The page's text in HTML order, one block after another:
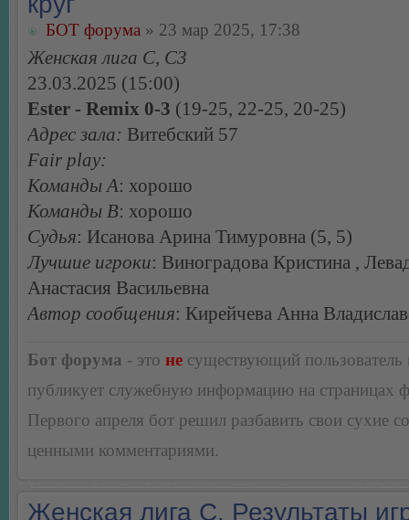
БОТ форума » 23 мар 2025, 17:38
Женская лига С, С3
23.03.2025 (15:00)
Ester - Remix 0-3 (19-25, 22-25, 20-25)
Адрес зала: Витебский 57
Fair play:
Команды А: хорошо
Команды В: хорошо
Судья: Исанова Арина Тимуровна (5, 5)
Лучшие игроки: Виноградова Кристина ,
Анастасия Васильевна
Автор сообщения: Кирейчева Анна
Бот форума - это не существующий пользователь
публикует служебную информацию на страницах
Первого апреля бот решил разбавить свои сухие
ценными комментариями.
Женская лига С. Результаты